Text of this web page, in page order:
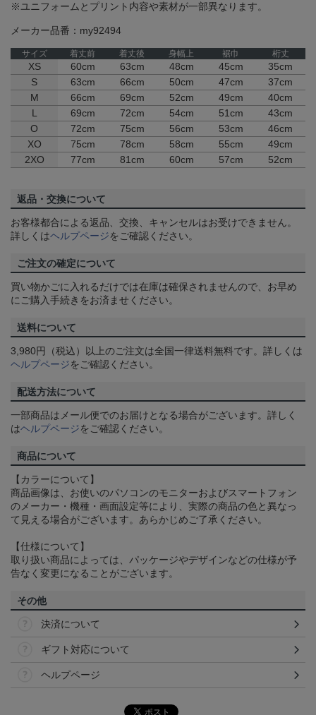
※ユニフォームとプリント内容や素材が一部異なります。
メーカー品番：my92494
サイズ 着丈前 着丈後 身幅上 裾巾 桁丈
XS 60cm 63cm 48cm 45cm
35cm
S
63cm 66cm 50cm 47cm
37cm
M
66cm 69cm 52cm 49cm
40cm
L
69cm 72cm 54cm 51cm
43cm
O
72cm 75cm 56cm 53cm
46cm
XO
75cm 78cm 58cm 55cm
49cm
2XO
77cm 81cm 60cm 57cm 52cm
返品・交換について
お客様都合による返品、交換、キャンセルはお受けできません。
詳しくはヘルプページをご確認ください。
ご注文の確定について
買い物かごに入れるだけでは在庫は確保されませんので、お早め
にご購入手続きをお済ませください。
送料について
3,980円（税込）以上のご注文は全国一律送料無料です。詳しくは
ヘルプページをご確認ください。
配送方法について
一部商品はメール便でのお届けとなる場合がございます。詳しく
はヘルプページをご確認ください。
商品について
【カラーについて】
商品画像は、お使いのパソコンのモニターおよびスマートフォン
のメーカー・機種・画面設定等により、実際の商品の色と異なっ
て見える場合がございます。あらかじめご了承ください。
【仕様について】
取り扱い商品によっては、パッケージやデザインなどの仕様が予
告なく変更になることがございます。
その他
決済について
ギフト対応について
ヘルプページ